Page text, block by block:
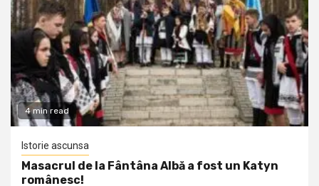
4 min read
Istorie ascunsa
Masacrul de la Fântâna Albă a fost un Katyn
românesc!